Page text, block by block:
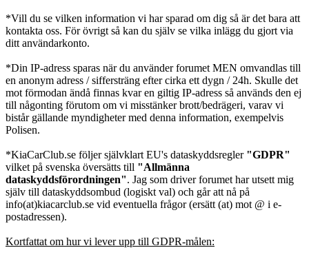
*Vill du se vilken information vi har sparad om dig så är det bara att
kontakta oss. För övrigt så kan du själv se vilka inlägg du gjort via
ditt användarkonto.
*Din IP-adress sparas när du använder forumet MEN omvandlas till
en anonym adress / siffersträng efter cirka ett dygn / 24h. Skulle det
mot förmodan ändå finnas kvar en giltig IP-adress så används den ej
till någonting förutom om vi misstänker brott/bedrägeri, varav vi
bistår gällande myndigheter med denna information, exempelvis
Polisen.
*KiaCarClub.se följer självklart EU's dataskyddsregler "GDPR"
vilket på svenska översätts till "Allmänna
dataskyddsförordningen". Jag som driver forumet har utsett mig
själv till dataskyddsombud (logiskt val) och går att nå på
info(at)kiacarclub.se vid eventuella frågor (ersätt (at) mot @ i e-
postadressen).
Kortfattat om hur vi lever upp till GDPR-målen: